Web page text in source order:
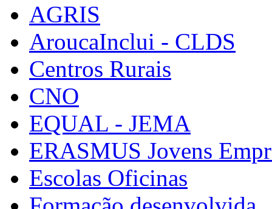
AGRIS
AroucaInclui - CLDS
Centros Rurais
CNO
EQUAL - JEMA
ERASMUS Jovens
Escolas Oficinas